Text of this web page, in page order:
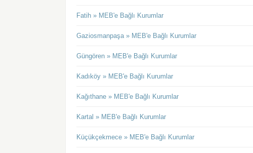
Fatih » MEB'e Bağlı Kurumlar
Gaziosmanpaşa » MEB'e Bağlı Kurumlar
Güngören » MEB'e Bağlı Kurumlar
Kadıköy » MEB'e Bağlı Kurumlar
Kağıthane » MEB'e Bağlı Kurumlar
Kartal » MEB'e Bağlı Kurumlar
Küçükçekmece » MEB'e Bağlı Kurumlar